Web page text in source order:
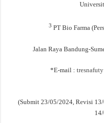
3PT Bio Farma
Jalan Raya Bandung-
*E-mail :
(Submit 23/05/2024, Revisi